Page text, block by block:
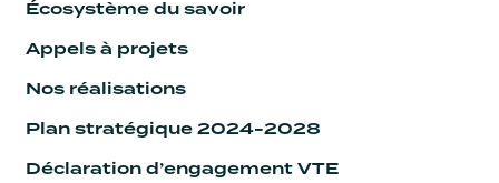
Écosystème du savoir
Appels à projets
Nos réalisations
Plan stratégique 2024-2028
Déclaration d’engagement VTE